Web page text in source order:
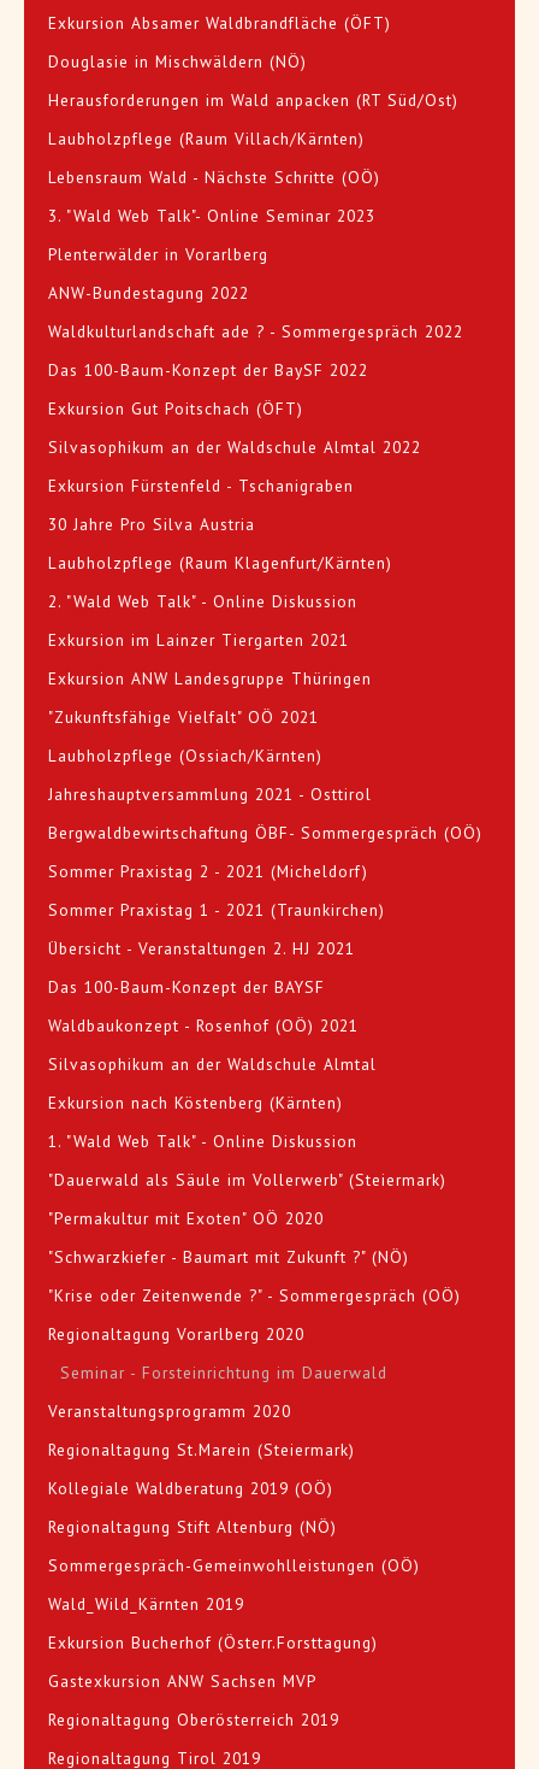
Exkursion Absamer Waldbrandfläche (ÖFT)
Douglasie in Mischwäldern (NÖ)
Herausforderungen im Wald anpacken (RT Süd/Ost)
Laubholzpflege (Raum Villach/Kärnten)
Lebensraum Wald - Nächste Schritte (OÖ)
3. "Wald Web Talk"- Online Seminar 2023
Plenterwälder in Vorarlberg
ANW-Bundestagung 2022
Waldkulturlandschaft ade ? - Sommergespräch 2022
Das 100-Baum-Konzept der BaySF 2022
Exkursion Gut Poitschach (ÖFT)
Silvasophikum an der Waldschule Almtal 2022
Exkursion Fürstenfeld - Tschanigraben
30 Jahre Pro Silva Austria
Laubholzpflege (Raum Klagenfurt/Kärnten)
2. "Wald Web Talk" - Online Diskussion
Exkursion im Lainzer Tiergarten 2021
Exkursion ANW Landesgruppe Thüringen
"Zukunftsfähige Vielfalt" OÖ 2021
Laubholzpflege (Ossiach/Kärnten)
Jahreshauptversammlung 2021 - Osttirol
Bergwaldbewirtschaftung ÖBF- Sommergespräch (OÖ)
Sommer Praxistag 2 - 2021 (Micheldorf)
Sommer Praxistag 1 - 2021 (Traunkirchen)
Übersicht - Veranstaltungen 2. HJ 2021
Das 100-Baum-Konzept der BAYSF
Waldbaukonzept - Rosenhof (OÖ) 2021
Silvasophikum an der Waldschule Almtal
Exkursion nach Köstenberg (Kärnten)
1. "Wald Web Talk" - Online Diskussion
"Dauerwald als Säule im Vollerwerb" (Steiermark)
"Permakultur mit Exoten" OÖ 2020
"Schwarzkiefer - Baumart mit Zukunft ?" (NÖ)
"Krise oder Zeitenwende ?" - Sommergespräch (OÖ)
Regionaltagung Vorarlberg 2020
Seminar - Forsteinrichtung im Dauerwald
Veranstaltungsprogramm 2020
Regionaltagung St.Marein (Steiermark)
Kollegiale Waldberatung 2019 (OÖ)
Regionaltagung Stift Altenburg (NÖ)
Sommergespräch-Gemeinwohlleistungen (OÖ)
Wald_Wild_Kärnten 2019
Exkursion Bucherhof (Österr.Forsttagung)
Gastexkursion ANW Sachsen MVP
Regionaltagung Oberösterreich 2019
Regionaltagung Tirol 2019